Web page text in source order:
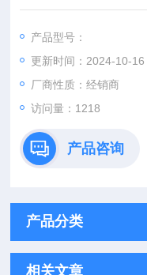
产品型号：
更新时间：2024-10-16
厂商性质：经销商
访问量：1218
产品咨询
产品分类
相关文章